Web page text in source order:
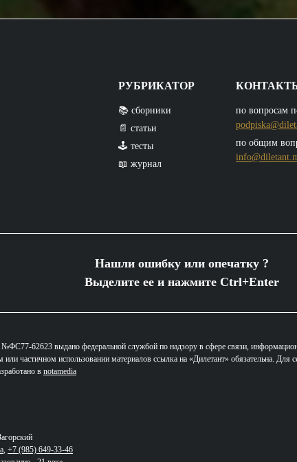
РУБРИКАТОР
📚 сборники
📄 статьи
🕹️ тесты
📖 журнал
по вопросам
по общим
Нашли ошибку или опечатку ?
Выделите ее и нажмите Ctrl+Enter
62623 выдано федеральной службой по надзору в сфере связи,
частичном использовании материалов ссылка на «Дилетант» обязательна. Для
в notamedia
, +7 (985) 649-33-46